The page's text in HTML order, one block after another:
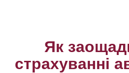
Як
страхуванні